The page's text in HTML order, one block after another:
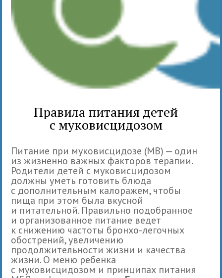
Правила питания детей
с муковисцидозом
Питание при муковисцидозе (МВ) — один
из жизненно важных факторов терапии.
Родители детей с муковисцидозом
должны уметь готовить блюда
с дополнительным калоражем, чтобы
пища при этом была вкусной
и питательной. Правильно подобранное
и организованное питание ведет
к снижению частоты бронхо-легочных
обострений, увеличению
продолжительности жизни и качества
жизни. О меню ребенка
с муковисцидозом и принципах питания